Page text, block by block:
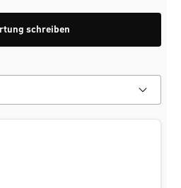
schreiben
von 5 von 5 Sternen